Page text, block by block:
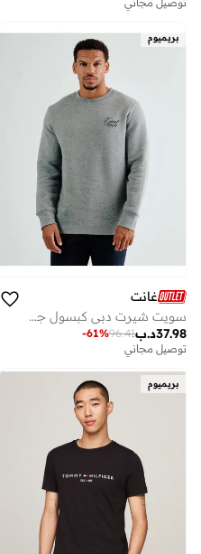
بريميوم
غانت
سويت شيرت دبي كبسول جرافيك بياقة دائرية - رمادي ميلانج
د.ب37.98
96.41
-61%
توصيل مجاني
بريميوم